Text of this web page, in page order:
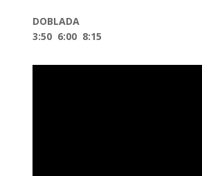
DOBLADA
3:50 6:00 8:15